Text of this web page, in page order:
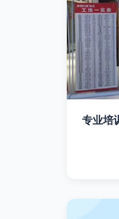
专业培